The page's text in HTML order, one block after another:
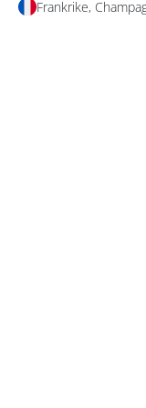
Frankrike,